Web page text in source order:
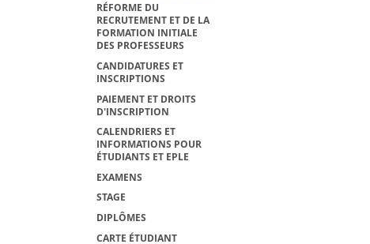
RÉFORME DU
RECRUTEMENT ET DE LA
FORMATION INITIALE
DES PROFESSEURS
CANDIDATURES ET
INSCRIPTIONS
PAIEMENT ET DROITS
D'INSCRIPTION
CALENDRIERS ET
INFORMATIONS POUR
ÉTUDIANTS ET EPLE
EXAMENS
STAGE
DIPLÔMES
CARTE ÉTUDIANT